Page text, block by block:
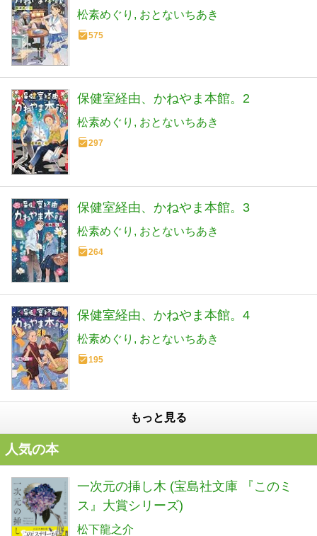
松素めぐり おとないちあき
575
保健室経由、かねやま本館。2
松素めぐり おとないちあき
297
保健室経由、かねやま本館。3
松素めぐり おとないちあき
264
保健室経由、かねやま本館。4
松素めぐり おとないちあき
195
もっと見る
人気の本
一次元の挿し木 (宝島社文庫 『このミ
ス』大賞シリーズ)
松下龍之介